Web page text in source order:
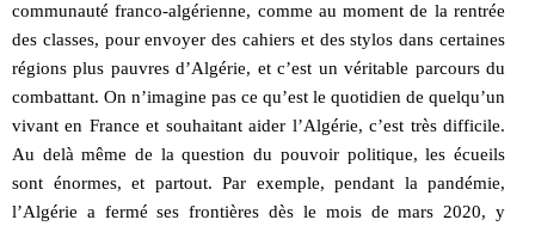
communauté franco-algérienne, comme au moment de la rentrée
des classes, pour envoyer des cahiers et des stylos dans certaines
régions plus pauvres d’Algérie, et c’est un véritable parcours du
combattant. On n’imagine pas ce qu’est le quotidien de quelqu’un
vivant en France et souhaitant aider l’Algérie, c’est très difficile.
Au delà même de la question du pouvoir politique, les écueils
sont énormes, et partout. Par exemple, pendant la pandémie,
l’Algérie a fermé ses frontières dès le mois de mars 2020, y